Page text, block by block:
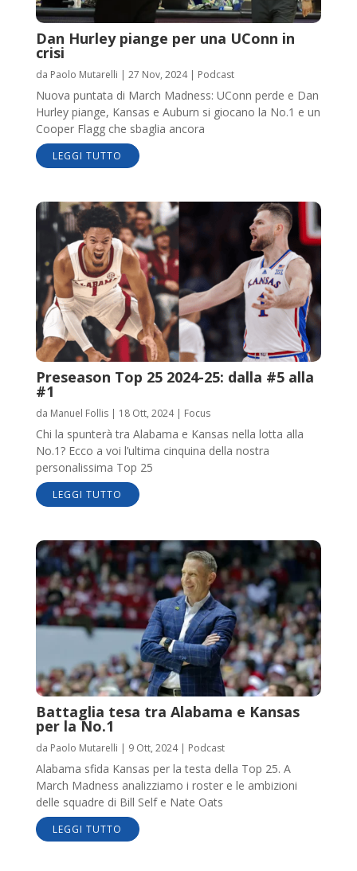
Dan Hurley piange per una UConn in
crisi
da Paolo Mutarelli | 27 Nov, 2024| Podcast
Nuova puntata di March Madness: UConn perde e Dan
Hurley piange, Kansas e Auburn si giocano la No.1 e un
Cooper Flagg che sbaglia ancora
LEGGI TUTTO
Preseason Top 25 2024-25: dalla #5 alla
#1
da Manuel Follis| 18 Ott, 2024| Focus
Chi la spunterà tra Alabama e Kansas nella lotta alla
No.1? Ecco a voi l’ultima cinquina della nostra
personalissima Top 25
LEGGI TUTTO
Battaglia tesa tra Alabama e Kansas
per la No.1
da Paolo Mutarelli 9 Ott, 2024| Podcast
Alabama sfida Kansas per la testa della Top 25. A
March Madness analizziamo i roster e le ambizioni
delle squadre di Bill Self e Nate Oats
LEGGI TUTTO